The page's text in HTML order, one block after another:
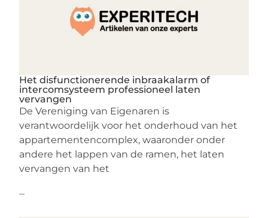
Het disfunctionerende inbraakalarm of
intercomsysteem professioneel laten
vervangen
De Vereniging van Eigenaren is
verantwoordelijk voor het onderhoud van het
appartementencomplex, waaronder onder
andere het lappen van de ramen, het laten
vervangen van het
...